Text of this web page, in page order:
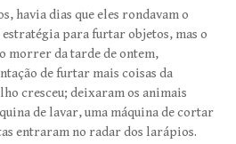
havia dias que eles rondavam o
para furtar objetos, mas o
morrer da tarde de ontem,
de furtar mais coisas da
cresceu; deixaram os animais
de lavar, uma máquina de cortar
entraram no radar dos larápios.